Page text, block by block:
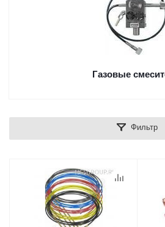
Газовые
Фильтр